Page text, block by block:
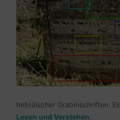
hebräischer Grabinschriften.
Lesen und Verstehen